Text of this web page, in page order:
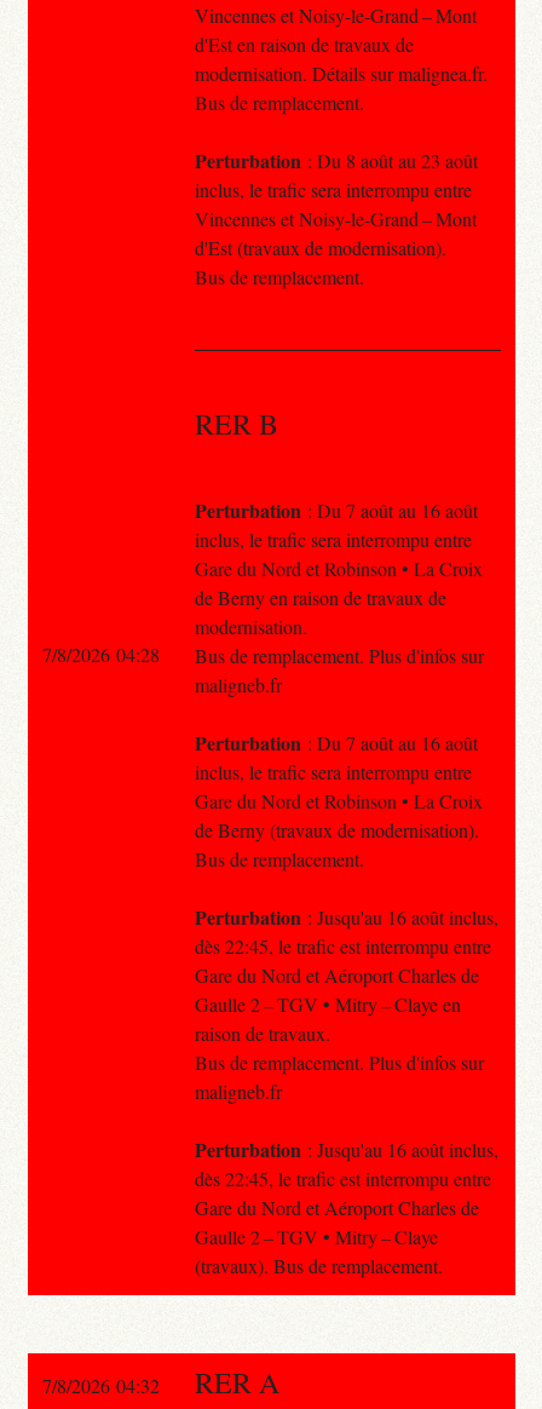
Vincennes et Noisy-le-Grand – Mont
d'Est en raison de travaux de
modernisation. Détails sur malignea.fr.
Bus de remplacement.
Perturbation : Du 8 août au 23 août
inclus, le trafic sera interrompu entre
Vincennes et Noisy-le-Grand – Mont
d'Est (travaux de modernisation).
Bus de remplacement.
RER B
Perturbation : Du 7 août au 16 août
inclus, le trafic sera interrompu entre
Gare du Nord et Robinson • La Croix
de Berny en raison de travaux de
modernisation.
Bus de remplacement. Plus d'infos sur
maligneb.fr
Perturbation : Du 7 août au 16 août
inclus, le trafic sera interrompu entre
Gare du Nord et Robinson • La Croix
de Berny (travaux de modernisation).
Bus de remplacement.
Perturbation : Jusqu'au 16 août inclus,
dès 22:45, le trafic est interrompu entre
Gare du Nord et Aéroport Charles de
Gaulle 2 – TGV • Mitry – Claye en
raison de travaux.
Bus de remplacement. Plus d'infos sur
maligneb.fr
Perturbation : Jusqu'au 16 août inclus,
dès 22:45, le trafic est interrompu entre
Gare du Nord et Aéroport Charles de
Gaulle 2 – TGV • Mitry – Claye
(travaux). Bus de remplacement.
7/8/2026 04:28
7/8/2026 04:32 RER A